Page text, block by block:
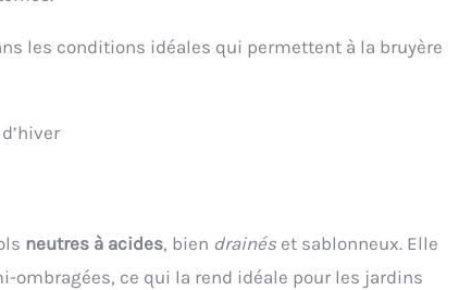
les conditions idéales qui permettent à la bruyère
neutres à acides, bien drainés et sablonneux. Elle
ombragées, ce qui la rend idéale pour les jardins